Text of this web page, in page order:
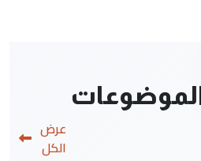
عرض
الكل